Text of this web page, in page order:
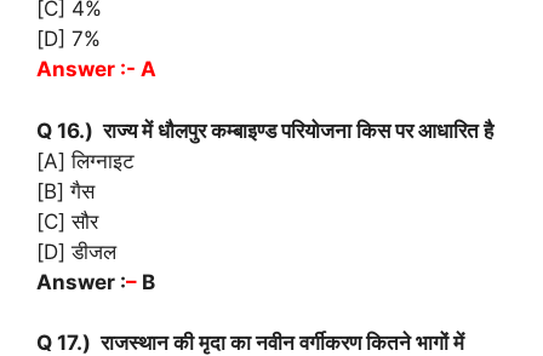
[C] 4%
[D] 7%
Answer :- A
Q 16.) राज्य में धौलपुर कम्बाइण्ड परियोजना किस पर आधारित है
[A] लिग्नाइट
[B] गैस
[C] सौर
[D] डीजल
Answer :– B
Q 17.) राजस्थान की मृदा का नवीन वर्गीकरण कितने भागों में